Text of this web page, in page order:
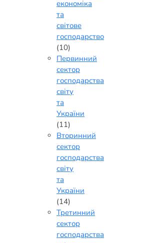
економіка
та
світове
господарство
(10)
Первинний
сектор
господарства
світу
та
України
(11)
Вторинний
сектор
господарства
світу
та
України
(14)
Третинний
сектор
господарства